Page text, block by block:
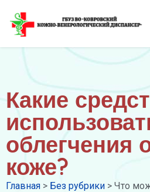
Какие
облегчения
коже?
Главная > Без рубрики > Что